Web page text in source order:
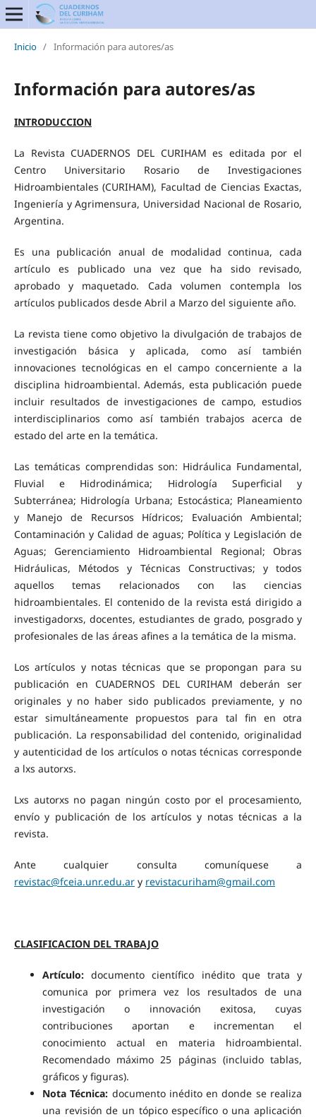
Inicio / Información para autores/as
Información para autores/as
INTRODUCCION
La Revista CUADERNOS DEL CURIHAM es editada por el
Centro Universitario Rosario de Investigaciones
Hidroambientales (CURIHAM), Facultad de Ciencias Exactas,
Ingeniería y Agrimensura, Universidad Nacional de Rosario,
Argentina.
Es una publicación anual de modalidad continua, cada
artículo es publicado una vez que ha sido revisado,
aprobado y maquetado. Cada volumen contempla los
artículos publicados desde Abril a Marzo del siguiente año.
La revista tiene como objetivo la divulgación de trabajos de
investigación básica y aplicada, como así también
innovaciones tecnológicas en el campo concerniente a la
disciplina hidroambiental. Además, esta publicación puede
incluir resultados de investigaciones de campo, estudios
interdisciplinarios como así también trabajos acerca de
estado del arte en la temática.
Las temáticas comprendidas son: Hidráulica Fundamental,
Fluvial e Hidrodinámica; Hidrología Superficial y
Subterránea; Hidrología Urbana; Estocástica; Planeamiento
y Manejo de Recursos Hídricos; Evaluación Ambiental;
Contaminación y Calidad de aguas; Política y Legislación de
Aguas; Gerenciamiento Hidroambiental Regional; Obras
Hidráulicas, Métodos y Técnicas Constructivas; y todos
aquellos temas relacionados con las ciencias
hidroambientales. El contenido de la revista está dirigido a
investigadorxs, docentes, estudiantes de grado, posgrado y
profesionales de las áreas afines a la temática de la misma.
Los artículos y notas técnicas que se propongan para su
publicación en CUADERNOS DEL CURIHAM deberán ser
originales y no haber sido publicados previamente, y no
estar simultáneamente propuestos para tal fin en otra
publicación. La responsabilidad del contenido, originalidad
y autenticidad de los artículos o notas técnicas corresponde
a lxs autorxs.
Lxs autorxs no pagan ningún costo por el procesamiento,
envío y publicación de los artículos y notas técnicas a la
revista.
Ante cualquier consulta comuníquese a
revistac@fceia.unr.edu.ary revistacuriham@gmail.com
CLASIFICACION DEL TRABAJO
Artículo:documento científico inédito que trata y
comunica por primera vez los resultados de una
investigación o innovación exitosa, cuyas
contribuciones aportan e incrementan el
conocimiento actual en materia hidroambiental.
Recomendado máximo 25 páginas (incluido tablas,
gráficos y figuras).
Nota Técnica: documento inédito en donde se realiza
una revisión de un tópico específico o una aplicación